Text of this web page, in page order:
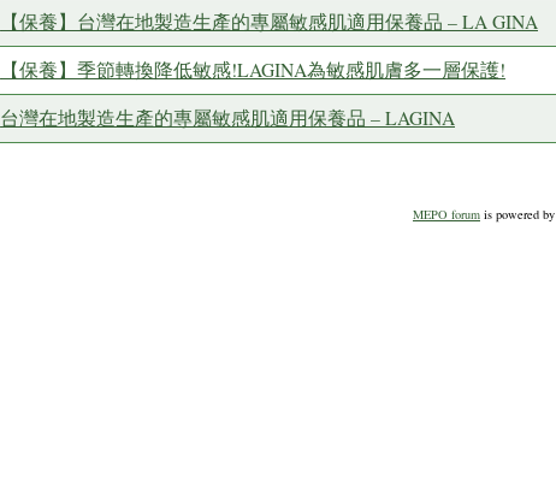
【保養】台灣在地製造生產的專屬敏感肌適用保養品 – LA GINA
【保養】季節轉換降低敏感!LAGINA為敏感肌膚多一層保護!
台灣在地製造生產的專屬敏感肌適用保養品 – LAGINA
MEPO forum is powered by